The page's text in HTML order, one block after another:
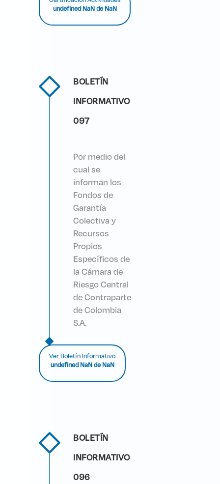
undefined NaN de NaN
BOLETÍN
INFORMATIVO
097
Por medio del
cual se
informan los
Fondos de
Garantía
Colectiva y
Recursos
Propios
Específicos de
la Cámara de
Riesgo Central
de Contraparte
de Colombia
S.A.
Ver Boletín Informativo
undefined NaN de NaN
BOLETÍN
INFORMATIVO
096